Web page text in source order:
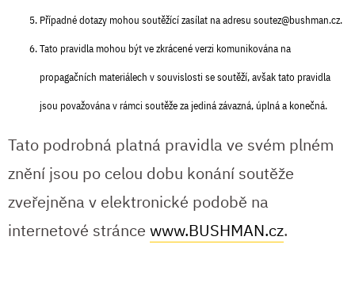
Případné dotazy mohou soutěžící zasílat na adresu soutez@bushman.cz.
Tato pravidla mohou být ve zkrácené verzi komunikována na
propagačních materiálech v souvislosti se soutěží, avšak tato pravidla
jsou považována v rámci soutěže za jediná závazná, úplná a konečná.
Tato podrobná platná pravidla ve svém plném
znění jsou po celou dobu konání soutěže
zveřejněna v elektronické podobě na
internetové stránce www.BUSHMAN.cz.